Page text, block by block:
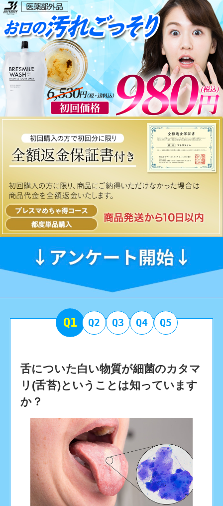
Q1 Q2 Q3 Q4 Q5
舌についた白い物質が細菌のカタマ
リ(舌苔)ということは知っています
か？